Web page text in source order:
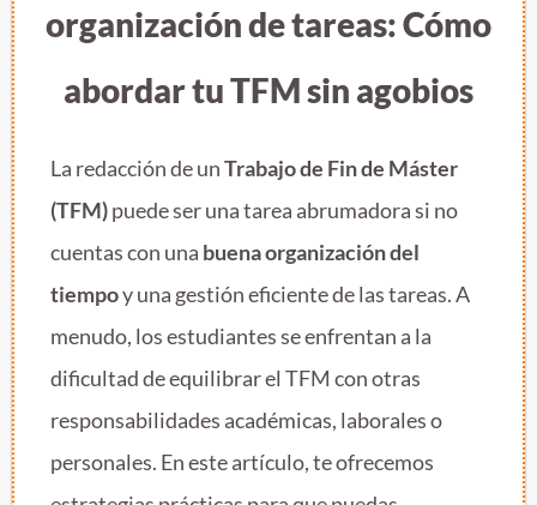
organización de tareas: Cómo
abordar tu TFM sin agobios
La redacción de unTrabajo de Fin de Máster
(TFM)puede ser una tarea abrumadora si no
cuentas con una buena organización del
tiempoy una gestión eficiente de las tareas. A
menudo, los estudiantes se enfrentan a la
dificultad de equilibrar el TFM con otras
responsabilidades académicas, laborales o
personales. En este artículo, te ofrecemos